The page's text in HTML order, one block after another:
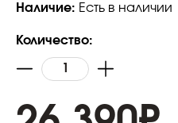
Наличие: Есть в наличии
Количество: